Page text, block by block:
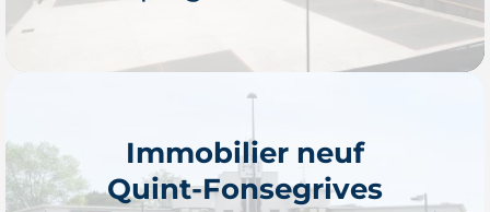
Immobilier neuf
Quint-Fonsegrives